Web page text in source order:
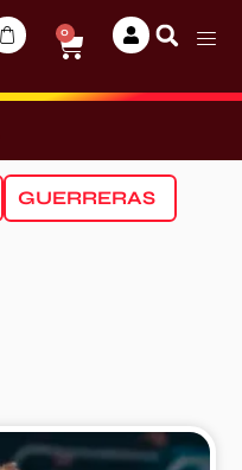
0
GUERRERAS